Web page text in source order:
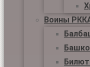
Воины